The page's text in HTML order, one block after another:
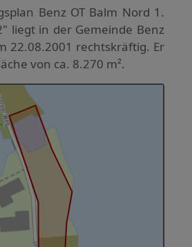
Benz OT Balm Nord 1.
liegt in der Gemeinde Benz
22.08.2001 rechtskräftig. Er
von ca. 8.270 m².